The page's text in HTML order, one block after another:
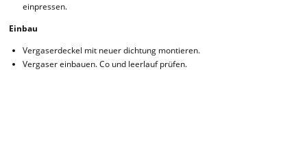
einpressen.
Einbau
Vergaserdeckel mit neuer dichtung montieren.
Vergaser einbauen. Co und leerlauf prüfen.